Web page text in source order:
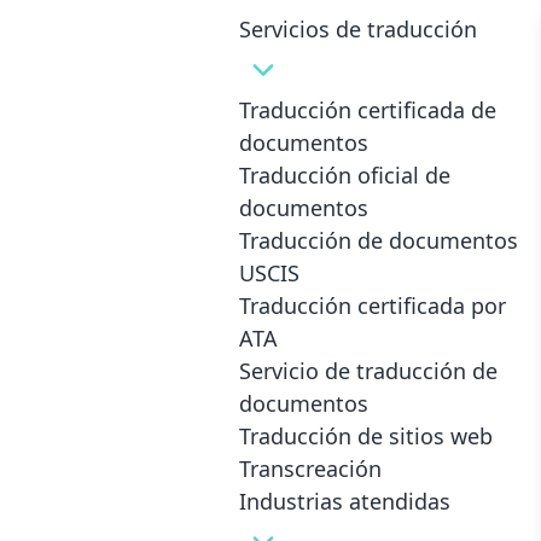
Servicios de traducción
Traducción certificada de
documentos
Traducción oficial de
documentos
Traducción de documentos
USCIS
Traducción certificada por
ATA
Servicio de traducción de
documentos
Traducción de sitios web
Transcreación
Industrias atendidas
Idiomas que traducimos
Traductor nativo
Cada traductor dentro de nuestra red habla
inglés con fluidez además de su idioma nativo.
Garantía de calidad
Cada traductor debe completar una serie de
pruebas sobre su conocimiento de cada par
de idiomas, así como una prueba
cronometrada.